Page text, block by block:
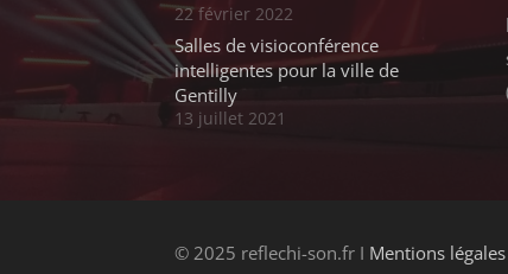
22 février 2022
Salles de visioconférence
intelligentes pour la ville de
Gentilly
13 juillet 2021
© 2025 reflechi-son.fr Ι Mentions légales